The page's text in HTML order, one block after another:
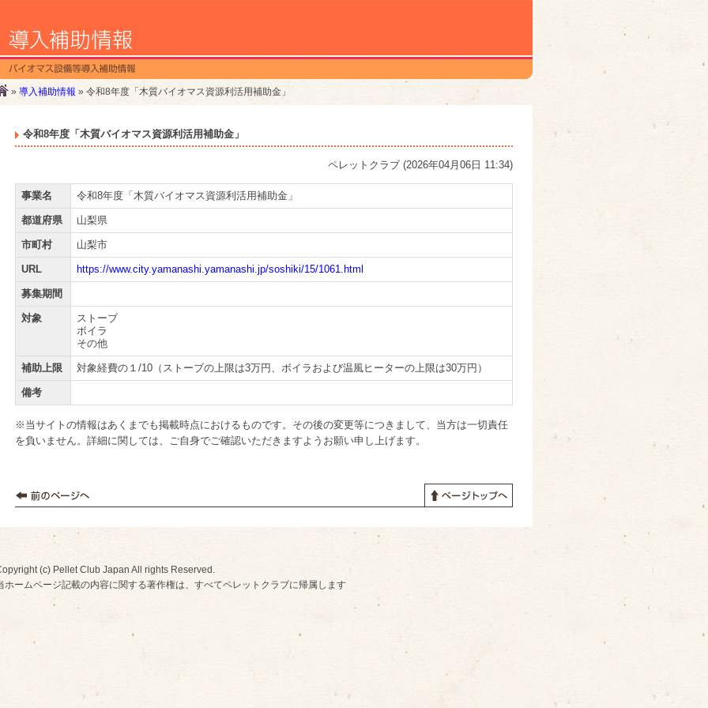
» 導入補助情報 » 令和8年度「木質バイオマス資源利活用補助金」
令和8年度「木質バイオマス資源利活用補助金」
ペレットクラブ (2026年04月06日 11:34)
事業名 令和8年度「木質バイオマス資源利活用補助金」
都道府県 山梨県
市町村 山梨市
URL https://www.city.yamanashi.yamanashi.jp/soshiki/15/1061.html
募集期間
対象
ストーブ
ボイラ
その他
補助上限 対象経費の１/10（ストーブの上限は3万円、ボイラおよび温風ヒーターの上限は30万円）
備考
※当サイトの情報はあくまでも掲載時点におけるものです。その後の変更等につきまして、当方は一切責任
を負いません。詳細に関しては、ご自身でご確認いただきますようお願い申し上げます。
(c) Pellet Club Japan All rights Reserved.
ホームページ記載の内容に関する著作権は、すべてペレットクラブに帰属します